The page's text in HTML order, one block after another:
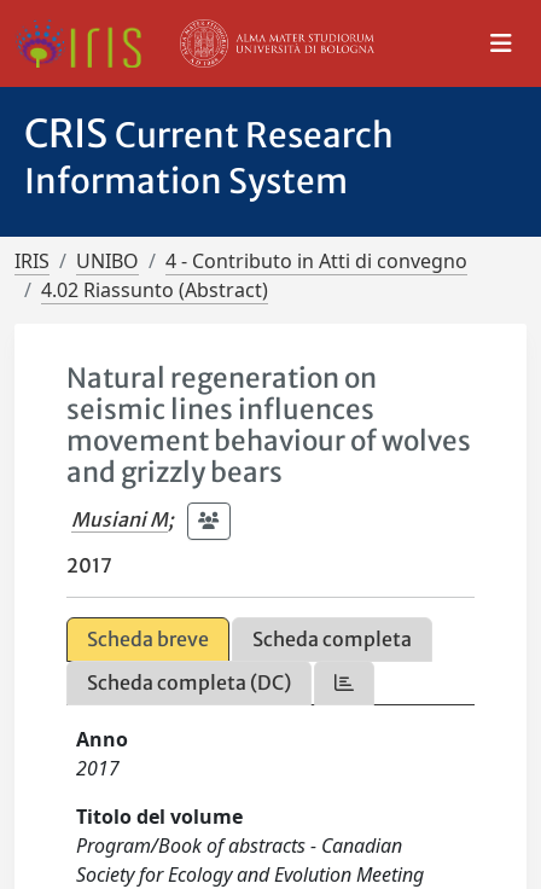
CRIS Current Research
Information System
IRIS UNIBO
4 - Contributo in Atti di convegno
4.02 Riassunto (Abstract)
Natural regeneration on
seismic lines influences
movement behaviour of wolves
and grizzly bears
Musiani M;
2017
Scheda breve
Scheda completa
Scheda completa (DC)
Anno
2017
Titolo del volume
Program/Book of abstracts - Canadian
Society for Ecology and Evolution Meeting